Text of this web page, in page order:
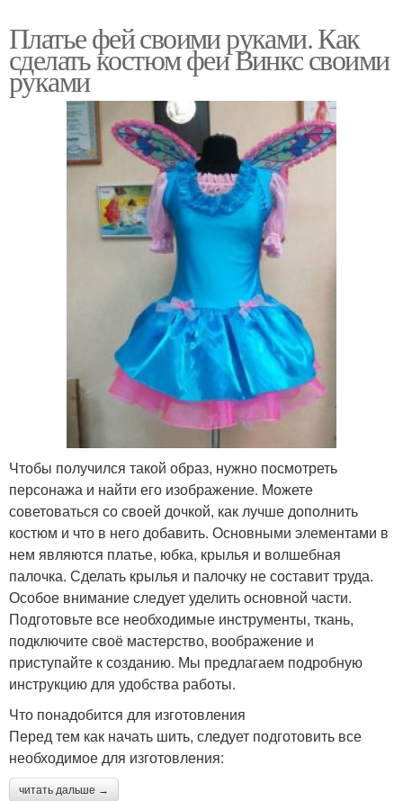
Платье фей своими руками. Как
сделать костюм феи Винкс своими
руками
Чтобы получился такой образ, нужно посмотреть
персонажа и найти его изображение. Можете
советоваться со своей дочкой, как лучше дополнить
костюм и что в него добавить. Основными элементами в
нем являются платье, юбка, крылья и волшебная
палочка. Сделать крылья и палочку не составит труда.
Особое внимание следует уделить основной части.
Подготовьте все необходимые инструменты, ткань,
подключите своё мастерство, воображение и
приступайте к созданию. Мы предлагаем подробную
инструкцию для удобства работы.
Что понадобится для изготовления
Перед тем как начать шить, следует подготовить все
необходимое для изготовления:
читать дальше →